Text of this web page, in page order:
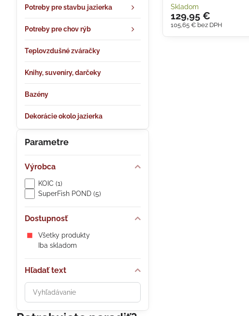
Skladom
129,95 €
105,65 € bez DPH
Parametre
Výrobca
KOIC (1)
SuperFish POND (5)
Dostupnosť
Všetky produkty
Iba skladom
Hľadať text
Prehľadať
výsledky
filtra
Potreby pre stavbu jazierka
Potreby pre chov rýb
Teplovzdušné zváračky
Knihy, suveníry, darčeky
Bazény
Dekorácie okolo jazierka